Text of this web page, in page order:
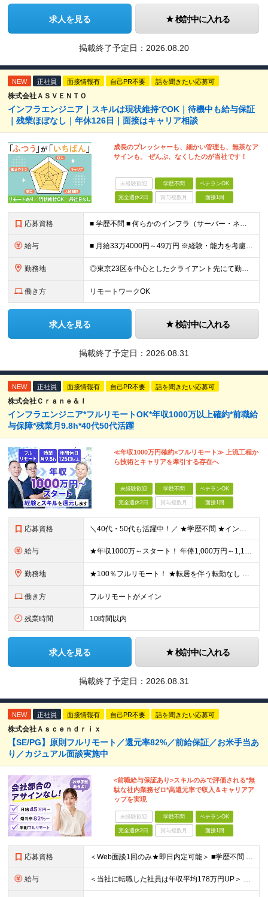
求人を見る 検討中に入れる
掲載終了予定日： 2026.08.20
NEW 正社員 面接情報有 自己PR不要 話を聞きたい応募可
株式会社ＡＳＶＥＮＴＯ
インフラエンジニア｜スキルは現状維持でOK｜待機中も給与保証
｜残業ほぼなし｜年休126日｜面接はキャリア相談
成長のプレッシャーも、細かい管理も、無茶なア
サインも。 ぜんぶ、なくしたのが当社です！
未経験歓迎 学歴不問 ベテランOK
完全週休2日 賞与複数月 面接1回
応募資格 ■ 学歴不問 ■ 何らかのインフラ（サーバー・ネットワーク）の実務経験をお持ちの方 ※運用・保守の経験のみという方も大歓迎です！ ＼こんな方にピッタリの環境です／ ◎案件がコロコロ変わることに疲れて
給与 ■ 月給33万4000円～49万円 ※経験・能力を考慮して優遇します。 ※上記には固定残業代（月30時間分・6万3500円～9万3100円）を含みます。超過分は全額支給。 ※待機期間中全額給与を保証
勤務地 ◎東京23区を中心としたクライアント先にて勤務いただきます（転居を伴う転勤なし） ◎在宅勤務も活用できます ■ 本社 東京都江戸川区南葛西3-5-3-402 (変更の範囲)上記を除く当社関連勤務地
働き方 リモートワークOK
求人を見る 検討中に入れる
掲載終了予定日： 2026.08.31
NEW 正社員 面接情報有 自己PR不要 話を聞きたい応募可
株式会社Ｃｒａｎｅ＆Ｉ
インフラエンジニア*フルリモートOK*年収1000万以上確約*前職給
与保障*残業月9.8h*40代50代活躍
≪年収1000万円確約×フルリモート≫ 上流工程か
ら技術とキャリアを牽引する存在へ
未経験歓迎 学歴不問 ベテランOK
完全週休2日 賞与複数月 面接1回
応募資格 ＼40代・50代も活躍中！／ ★学歴不問 ★インフラエンジニアの経験を5年以上お持ちの方 ≪こんな方にピッタリです！≫ ◎自身の市場価値を正当に評価してほしい ◎今より年収をアップさせたい ◎多彩な
給与 ★年収1000万～スタート！ 年俸1,000万円～1,162万8,000円（12分割） ※経験・スキルを考慮の上決定します ※上記金額には固定残業代（月30h分・158,400円～184,000円
勤務地 ★100％フルリモート！ ★転居を伴う転勤なし 本社またはプロジェクト先にて勤務いただきます！ ※プロジェクト先は一都三県及び23区内がメイン 【本社】 東京都新宿区神楽坂1-2 研究社英語センタ
働き方 フルリモートがメイン
残業時間 10時間以内
求人を見る 検討中に入れる
掲載終了予定日： 2026.08.31
NEW 正社員 面接情報有 自己PR不要 話を聞きたい応募可
株式会社Ａｓｃｅｎｄｒｉｘ
【SE/PG】原則フルリモート／還元率82%／前給保証／お米手当あ
り／カジュアル面談実施中
<前職給与保証あり>スキルのみで評価される*無
駄な社内業務ゼロ*高還元率で収入＆キャリアア
ップを実現
未経験歓迎 学歴不問 ベテランOK
完全週休2日 賞与複数月 面接1回
応募資格 ＜Web面談1回のみ★即日内定可能＞ ■学歴不問 ■エンジニアとしての実務経験1年以上 （開発・インフラ・技術・工程など不問）
給与 ＜当社に転職した社員は年収平均178万円UP＞ 月給45万円～120万円＋賞与＋各手当 ※経験・能力などを考慮の上、決定します ※案件の契約内容（月単金など）や昇給、賞与額はすべてシステム上で開示し